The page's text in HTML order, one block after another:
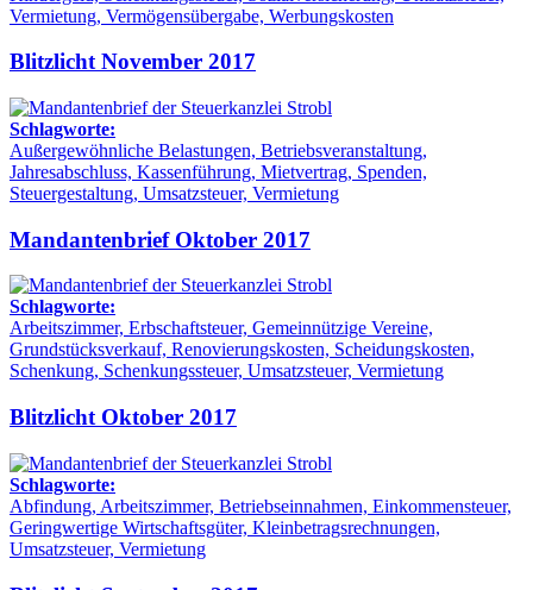
Vermietung, Vermögensübergabe, Werbungskosten
Blitzlicht November 2017
Schlagworte:
Außergewöhnliche Belastungen, Betriebsveranstaltung,
Jahresabschluss, Kassenführung, Mietvertrag, Spenden,
Steuergestaltung, Umsatzsteuer, Vermietung
Mandantenbrief Oktober 2017
Schlagworte:
Arbeitszimmer, Erbschaftsteuer, Gemeinnützige Vereine,
Grundstücksverkauf, Renovierungskosten, Scheidungskosten,
Schenkung, Schenkungssteuer, Umsatzsteuer, Vermietung
Blitzlicht Oktober 2017
Schlagworte:
Abfindung, Arbeitszimmer, Betriebseinnahmen, Einkommensteuer,
Geringwertige Wirtschaftsgüter, Kleinbetragsrechnungen,
Umsatzsteuer, Vermietung